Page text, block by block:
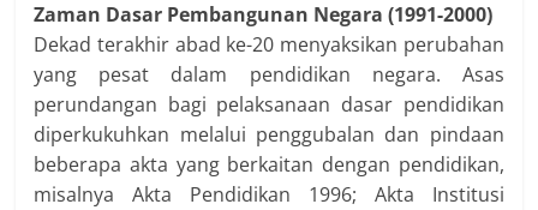
Zaman Dasar Pembangunan Negara (1991-2000)
Dekad terakhir abad ke-20 menyaksikan perubahan
yang pesat dalam pendidikan negara. Asas
perundangan bagi pelaksanaan dasar pendidikan
diperkukuhkan melalui penggubalan dan pindaan
beberapa akta yang berkaitan dengan pendidikan,
misalnya Akta Pendidikan 1996; Akta Institusi